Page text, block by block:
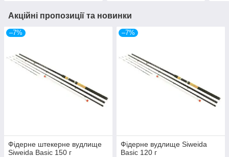
Акційні пропозиції та новинки
–7%
Фідерне штекерне вудлище
Siweida Basic 150 г
–7%
Фідерне вудлище Siweida
Basic 120 г